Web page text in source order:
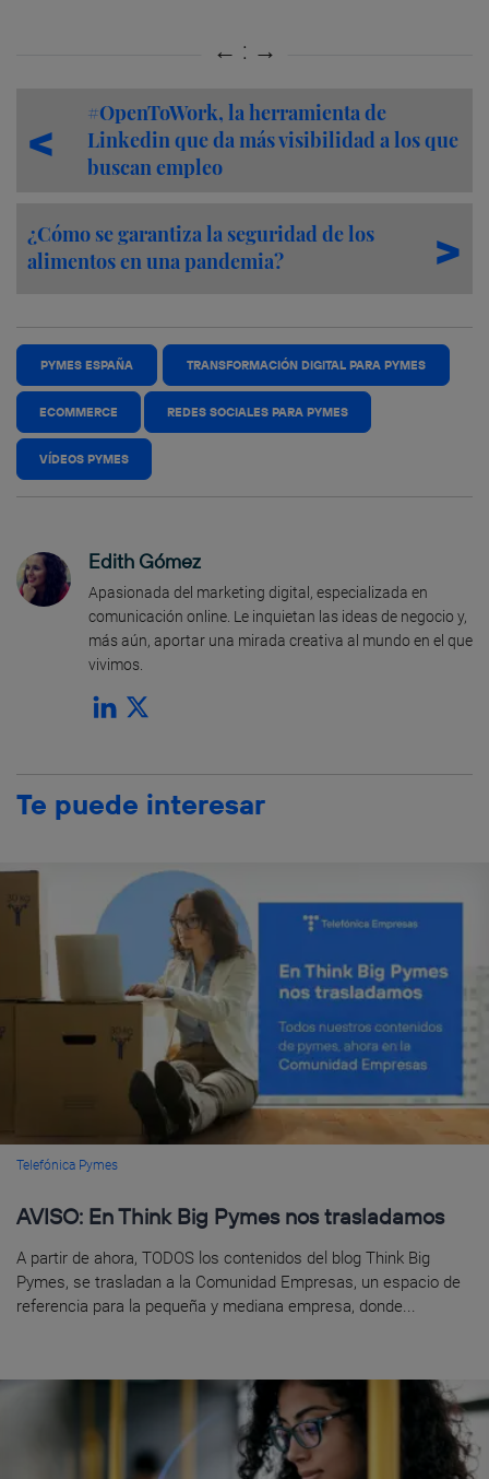
#OpenToWork, la herramienta de
Linkedin que da más visibilidad a los que
buscan empleo
¿Cómo se garantiza la seguridad de los
alimentos en una pandemia?
PYMES ESPAÑA TRANSFORMACIÓN DIGITAL PARA PYMES
ECOMMERCE REDES SOCIALES PARA PYMES
VÍDEOS PYMES
Edith Gómez
Apasionada del marketing digital, especializada en
comunicación online. Le inquietan las ideas de negocio y,
más aún, aportar una mirada creativa al mundo en el que
vivimos.
Te puede interesar
Telefónica Pymes
AVISO: En Think Big Pymes nos trasladamos
A partir de ahora, TODOS los contenidos del blog Think Big
Pymes, se trasladan a la Comunidad Empresas, un espacio de
referencia para la pequeña y mediana empresa, donde...